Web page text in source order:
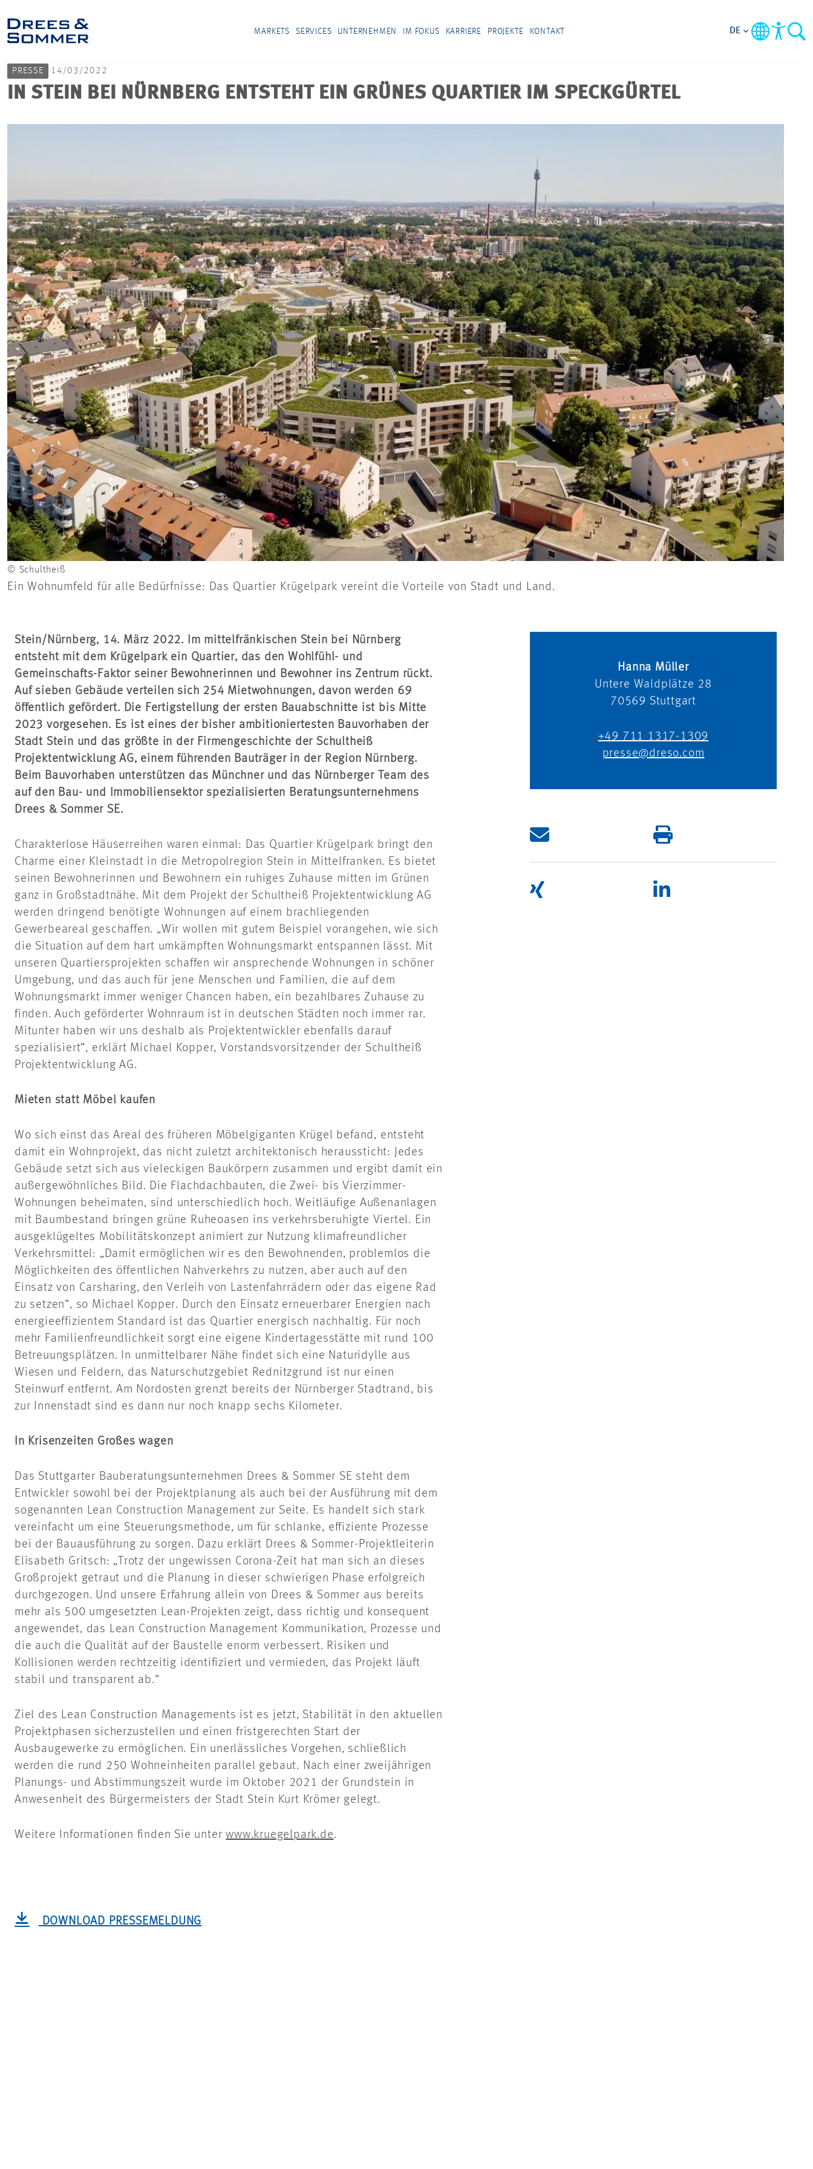
MARKETS SERVICES UNTERNEHMEN IM FOKUS KARRIERE PROJEKTE KONTAKT DE
PRESSE 14/03/2022
IN STEIN BEI NÜRNBERG ENTSTEHT EIN GRÜNES QUARTIER IM SPECKGÜRTEL
© Schultheiß
Ein Wohnumfeld für alle Bedürfnisse: Das Quartier Krügelpark vereint die Vorteile von Stadt und Land.
Stein/Nürnberg, 14. März 2022. Im mittelfränkischen Stein bei Nürnberg
entsteht mit dem Krügelpark ein Quartier, das den Wohlfühl- und
Gemeinschafts-Faktor seiner Bewohnerinnen und Bewohner ins Zentrum rückt.
Auf sieben Gebäude verteilen sich 254 Mietwohnungen, davon werden 69
öffentlich gefördert. Die Fertigstellung der ersten Bauabschnitte ist bis Mitte
2023 vorgesehen. Es ist eines der bisher ambitioniertesten Bauvorhaben der
Stadt Stein und das größte in der Firmengeschichte der Schultheiß
Projektentwicklung AG, einem führenden Bauträger in der Region Nürnberg.
Beim Bauvorhaben unterstützen das Münchner und das Nürnberger Team des
auf den Bau- und Immobiliensektor spezialisierten Beratungsunternehmens
Drees & Sommer SE.
Charakterlose Häuserreihen waren einmal: Das Quartier Krügelpark bringt den
Charme einer Kleinstadt in die Metropolregion Stein in Mittelfranken. Es bietet
seinen Bewohnerinnen und Bewohnern ein ruhiges Zuhause mitten im Grünen
ganz in Großstadtnähe. Mit dem Projekt der Schultheiß Projektentwicklung AG
werden dringend benötigte Wohnungen auf einem brachliegenden
Gewerbeareal geschaffen. „Wir wollen mit gutem Beispiel vorangehen, wie sich
die Situation auf dem hart umkämpften Wohnungsmarkt entspannen lässt. Mit
unseren Quartiersprojekten schaffen wir ansprechende Wohnungen in schöner
Umgebung, und das auch für jene Menschen und Familien, die auf dem
Wohnungsmarkt immer weniger Chancen haben, ein bezahlbares Zuhause zu
finden. Auch geförderter Wohnraum ist in deutschen Städten noch immer rar.
Mitunter haben wir uns deshalb als Projektentwickler ebenfalls darauf
spezialisiert“, erklärt Michael Kopper, Vorstandsvorsitzender der Schultheiß
Projektentwicklung AG.
Mieten statt Möbel kaufen
Wo sich einst das Areal des früheren Möbelgiganten Krügel befand, entsteht
damit ein Wohnprojekt, das nicht zuletzt architektonisch heraussticht: Jedes
Gebäude setzt sich aus vieleckigen Baukörpern zusammen und ergibt damit ein
außergewöhnliches Bild. Die Flachdachbauten, die Zwei- bis Vierzimmer-
Wohnungen beheimaten, sind unterschiedlich hoch. Weitläufige Außenanlagen
mit Baumbestand bringen grüne Ruheoasen ins verkehrsberuhigte Viertel. Ein
ausgeklügeltes Mobilitätskonzept animiert zur Nutzung klimafreundlicher
Verkehrsmittel: „Damit ermöglichen wir es den Bewohnenden, problemlos die
Möglichkeiten des öffentlichen Nahverkehrs zu nutzen, aber auch auf den
Einsatz von Carsharing, den Verleih von Lastenfahrrädern oder das eigene Rad
zu setzen“, so Michael Kopper. Durch den Einsatz erneuerbarer Energien nach
energieeffizientem Standard ist das Quartier energisch nachhaltig. Für noch
mehr Familienfreundlichkeit sorgt eine eigene Kindertagesstätte mit rund 100
Betreuungsplätzen. In unmittelbarer Nähe findet sich eine Naturidylle aus
Wiesen und Feldern, das Naturschutzgebiet Rednitzgrund ist nur einen
Steinwurf entfernt. Am Nordosten grenzt bereits der Nürnberger Stadtrand, bis
zur Innenstadt sind es dann nur noch knapp sechs Kilometer.
In Krisenzeiten Großes wagen
Das Stuttgarter Bauberatungsunternehmen Drees & Sommer SE steht dem
Entwickler sowohl bei der Projektplanung als auch bei der Ausführung mit dem
sogenannten Lean Construction Management zur Seite. Es handelt sich stark
vereinfacht um eine Steuerungsmethode, um für schlanke, effiziente Prozesse
bei der Bauausführung zu sorgen. Dazu erklärt Drees & Sommer-Projektleiterin
Elisabeth Gritsch: „Trotz der ungewissen Corona-Zeit hat man sich an dieses
Großprojekt getraut und die Planung in dieser schwierigen Phase erfolgreich
durchgezogen. Und unsere Erfahrung allein von Drees & Sommer aus bereits
mehr als 500 umgesetzten Lean-Projekten zeigt, dass richtig und konsequent
angewendet, das Lean Construction Management Kommunikation, Prozesse und
die auch die Qualität auf der Baustelle enorm verbessert. Risiken und
Kollisionen werden rechtzeitig identifiziert und vermieden, das Projekt läuft
stabil und transparent ab.“
Ziel des Lean Construction Managements ist es jetzt, Stabilität in den aktuellen
Projektphasen sicherzustellen und einen fristgerechten Start der
Ausbaugewerke zu ermöglichen. Ein unerlässliches Vorgehen, schließlich
werden die rund 250 Wohneinheiten parallel gebaut. Nach einer zweijährigen
Planungs- und Abstimmungszeit wurde im Oktober 2021 der Grundstein in
Anwesenheit des Bürgermeisters der Stadt Stein Kurt Krömer gelegt.
Weitere Informationen finden Sie unterwww.kruegelpark.de.
DOWNLOAD PRESSEMELDUNG
Hanna Müller
Untere Waldplätze 28
70569 Stuttgart
+49 711 1317-1309
presse@dreso.com